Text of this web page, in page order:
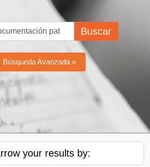
Buscar
Búsqueda Avanzada »
your results by: